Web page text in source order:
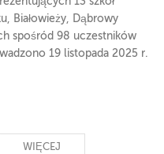
Białowieży, Dąbrowy
spośród 98 uczestników
19 listopada 2025 r.
WIĘCEJ